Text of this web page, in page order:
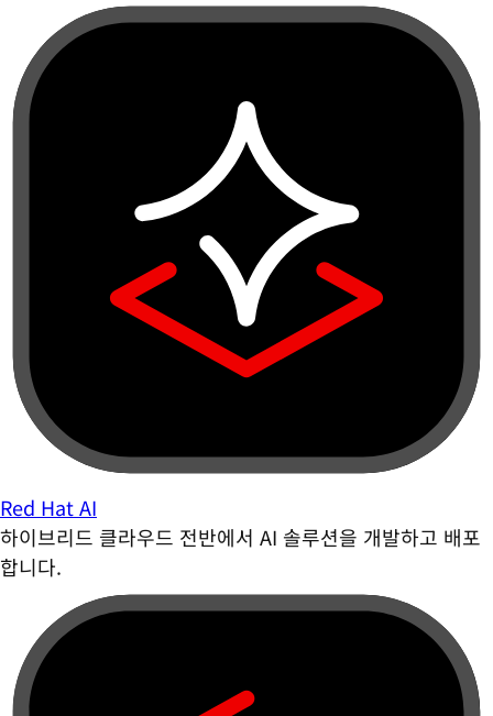
Red Hat AI
하이브리드 클라우드 전반에서 AI 솔루션을 개발하고 배포
합니다.